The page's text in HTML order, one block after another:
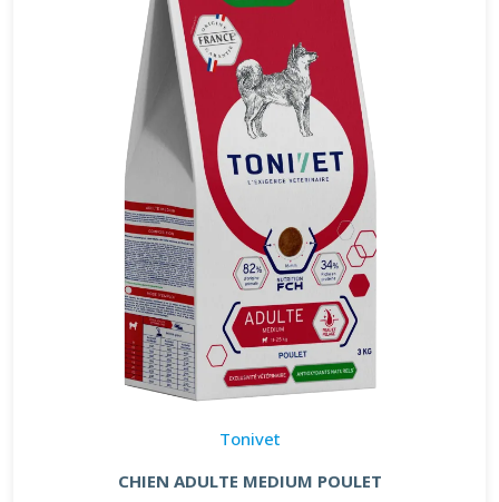
Tonivet
CHIEN ADULTE MEDIUM POULET